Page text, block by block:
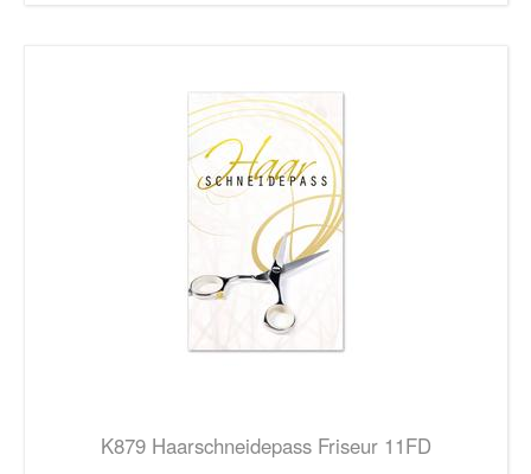
K879 Haarschneidepass Friseur 11FD